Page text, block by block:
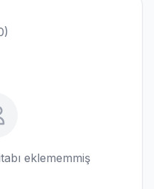
eklememmiş